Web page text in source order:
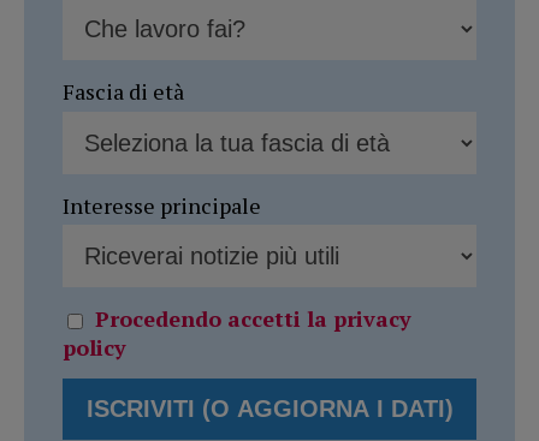
Fascia di età
Interesse principale
Procedendo accetti la privacy
policy